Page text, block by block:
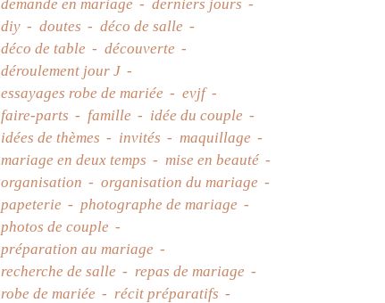
demande en mariage
derniers jours
diy
doutes
déco de salle
déco de table
découverte
déroulement jour J
essayages robe de mariée
evjf
faire-parts
famille
idée du couple
idées de thèmes
invités
maquillage
mariage en deux temps
mise en beauté
organisation
organisation du mariage
papeterie
photographe de mariage
photos de couple
préparation au mariage
recherche de salle
repas de mariage
robe de mariée
récit préparatifs